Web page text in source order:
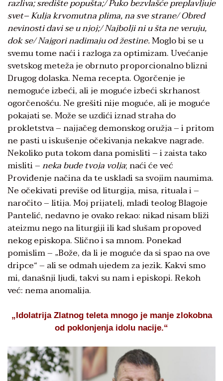
razliva; središte popušta;/Puko bezvlašće preplavljuje
svet–Kulja krvomutna plima, na sve strane/Obred
nevinosti davi se u njoj;/Najbolji ni u šta ne veruju,
dok se/Najgori nadimaju od žestine.Moglo bi se u
svemu tome naći i razloga za optimizam. Uvećanje
svetskog meteža je obrnuto proporcionalno blizni
Drugog dolaska. Nema recepta. Ogorčenje je
nemoguće izbeći, ali je moguće izbeći skrhanost
ogorčenošću. Ne grešiti nije moguće, ali je moguće
pokajati se. Može se uzdići iznad straha do
prokletstva – najjačeg demonskog oružja – i pritom
ne pasti u iskušenje očekivanja nekakve nagrade.
Nekoliko puta tokom dana pomisliti – i zaista tako
misliti –neka bude tvoja volja; naći će već
Proviđenje načina da te uskladi sa svojim naumima.
Ne očekivati previše od liturgija, misa, rituala i –
naročito – litija. Moj prijatelj, mladi teolog Blagoje
Pantelić, nedavno je ovako rekao: nikad nisam bliži
ateizmu nego na liturgiji ili kad slušam propoved
nekog episkopa. Slično i sa mnom. Ponekad
pomislim – „Bože, da li je moguće da si spao na ove
dripce“ – ali se odmah ujedem za jezik. Kakvi smo
mi, današnji ljudi, takvi su nam i episkopi. Rekoh
već: nema anomalija.
„Idolatrija Zlatnog teleta mnogo je manje zlokobna
od poklonjenja idolu nacije.“